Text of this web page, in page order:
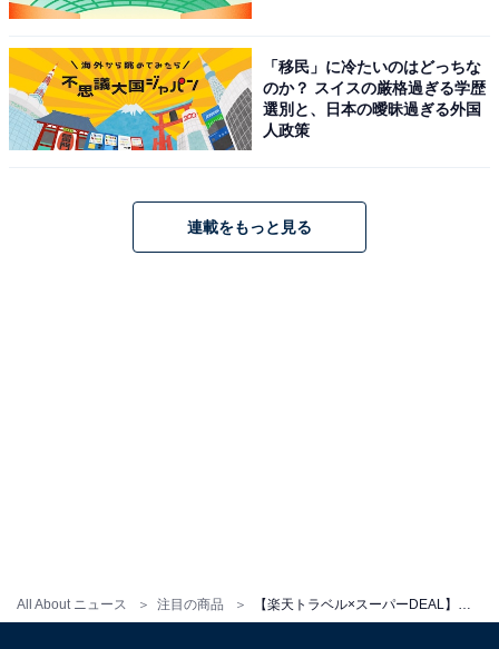
All About ニュース 注目の商品
こちらもおすすめ
【楽天トラベル売れ筋1位】「伊豆熱川温泉 ホ
テルカターラ RESORT＆SPA」はプールやキッ
ズスペースなど豊富な遊び場が自慢【2月16
「移民」に冷たいのはどっちな
のか？ スイスの厳格過ぎる学歴
選別と、日本の曖昧過ぎる外国
人政策
連載をもっと見る